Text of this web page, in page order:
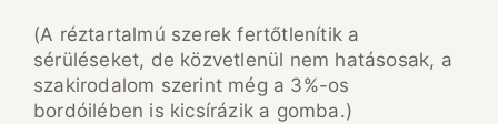
(A réztartalmú szerek fertőtlenítik a
sérüléseket, de közvetlenül nem hatásosak, a
szakirodalom szerint még a 3%-os
bordóilében is kicsírázik a gomba.)